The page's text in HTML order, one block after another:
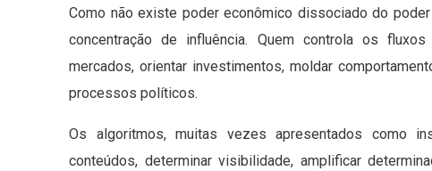
Como não existe poder econômico dissociado do
concentração de influência. Quem controla os
mercados, orientar investimentos, moldar
processos políticos.
Os algoritmos, muitas vezes apresentados como
conteúdos, determinar visibilidade, amplificar